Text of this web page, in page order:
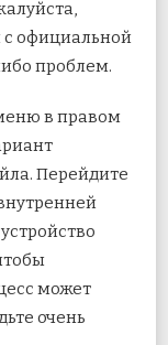
с официальной
проблем.
в правом
Перейдите
может
очень